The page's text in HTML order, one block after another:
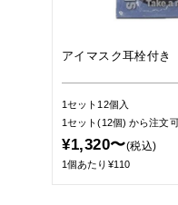
アイマスク耳栓付き
1セット12個入
1セット(12個)から注文
¥1,320〜(税込)
1個あたり¥110